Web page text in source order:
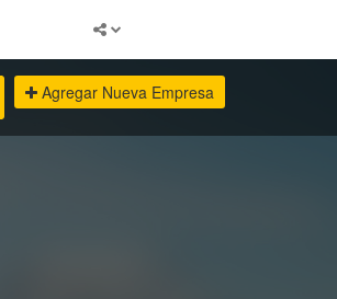
Agregar Nueva Empresa